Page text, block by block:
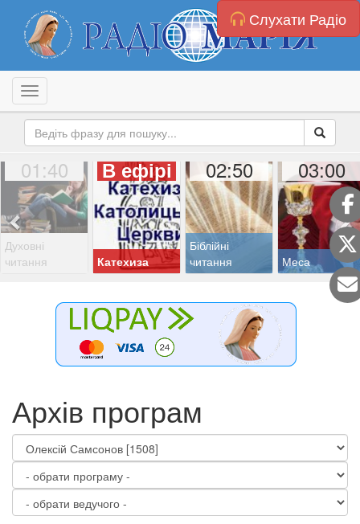
Слухати Радіо
Toggle navigation
01:40
Духовні
читання
В ефірі
Катехиза
02:50
Біблійні
читання
03:00
Меса
Архів програм